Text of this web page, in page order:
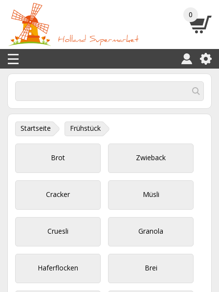
0
Startseite Frühstück
Brot Zwieback
Cracker Müsli
Cruesli Granola
Haferflocken Brei